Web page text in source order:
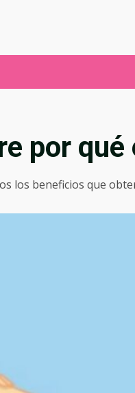
por qué
los beneficios que